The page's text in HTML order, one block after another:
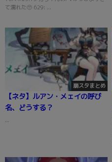
て濡れた🥺 629: ...
崩スタまとめ
【ネタ】ルアン・メェイの呼び
名、どうする？
...